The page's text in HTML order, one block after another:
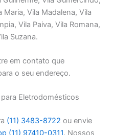
Maria, Vila Madalena, Vila
Vila Paiva, Vila Romana,
Suzana.
em contato que
o seu endereço.
Eletrodomésticos
(11) 3483-8722 ou envie
(11) 97410-0311. Nossos